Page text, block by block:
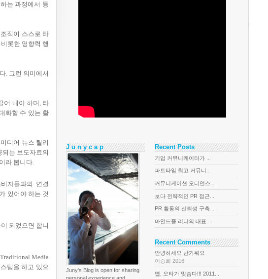
는 과정에서 등
직이 스스로 타
롯한 영향력 행
. 그런 의미에서
어 내야 하며, 타
화할 수 있는 활
디어 뉴스 릴리
는 보도자료의
라 봅니다.
자들과의 연결
있어야 하는 것
되었으면 합니
Media
팅을 하고 있으
J u n y c a p
Juny's Blog is open for sharing
Recent Posts
기업 커뮤니케이터가 ...
파트타임 최고 커뮤니...
커뮤니케이션 오디언스...
보다 전략적인 PR 접근...
PR 활동의 신뢰성 구축...
마인드풀 리더의 대표 ...
Recent Comments
안녕하세요 반가워요
이승희 2016
옙, 오타가 맞슴다!!! 2011...